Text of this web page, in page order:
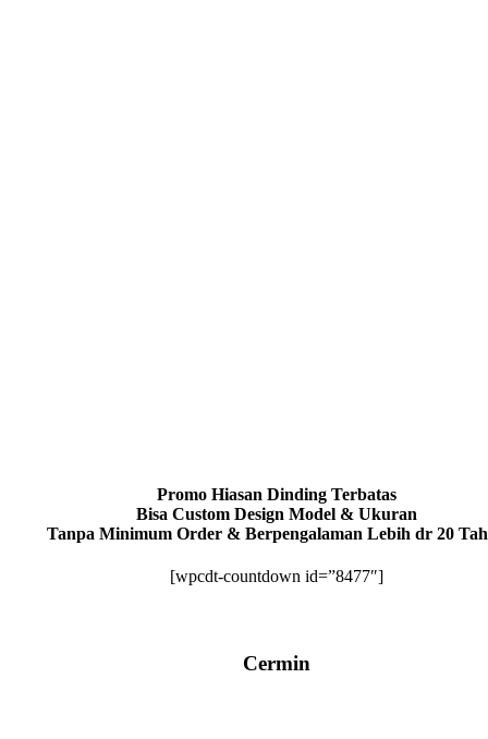
Promo Hiasan Dinding Terbatas
Bisa Custom Design Model & Ukuran
Tanpa Minimum Order & Berpengalaman Lebih dr 20
[wpcdt-countdown id=”8477″]
Cermin